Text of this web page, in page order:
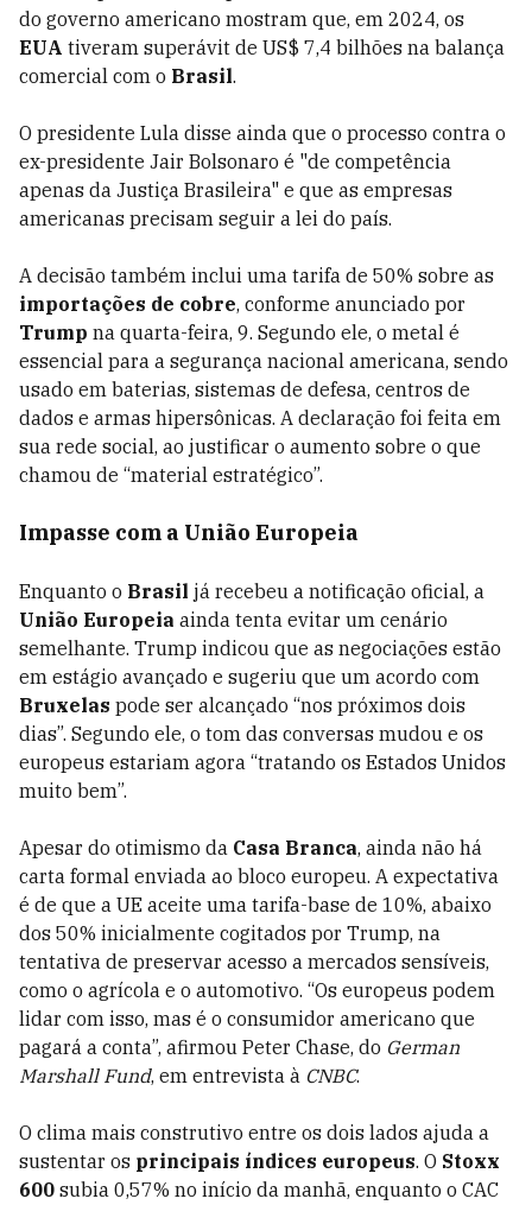
do governo americano mostram que, em 2024, os
EUA tiveram superávit de US$ 7,4 bilhões na balança
comercial com o Brasil.
O presidente Lula disse ainda que o processo contra o
ex-presidente Jair Bolsonaro é "de competência
apenas da Justiça Brasileira" e que as empresas
americanas precisam seguir a lei do país.
A decisão também inclui uma tarifa de 50% sobre as
importações de cobre, conforme anunciado por
Trump na quarta-feira, 9. Segundo ele, o metal é
essencial para a segurança nacional americana, sendo
usado em baterias, sistemas de defesa, centros de
dados e armas hipersônicas. A declaração foi feita em
sua rede social, ao justificar o aumento sobre o que
chamou de “material estratégico”.
Impasse com a União Europeia
Enquanto o Brasil já recebeu a notificação oficial, a
União Europeia ainda tenta evitar um cenário
semelhante. Trump indicou que as negociações estão
em estágio avançado e sugeriu que um acordo com
Bruxelas pode ser alcançado “nos próximos dois
dias”. Segundo ele, o tom das conversas mudou e os
europeus estariam agora “tratando os Estados Unidos
muito bem”.
Apesar do otimismo da Casa Branca, ainda não há
carta formal enviada ao bloco europeu. A expectativa
é de que a UE aceite uma tarifa-base de 10%, abaixo
dos 50% inicialmente cogitados por Trump, na
tentativa de preservar acesso a mercados sensíveis,
como o agrícola e o automotivo. “Os europeus podem
lidar com isso, mas é o consumidor americano que
pagará a conta”, afirmou Peter Chase, do German
Marshall Fund, em entrevista à CNBC.
O clima mais construtivo entre os dois lados ajuda a
sustentar os principais índices europeus. O Stoxx
600 subia 0,57% no início da manhã, enquanto o CAC